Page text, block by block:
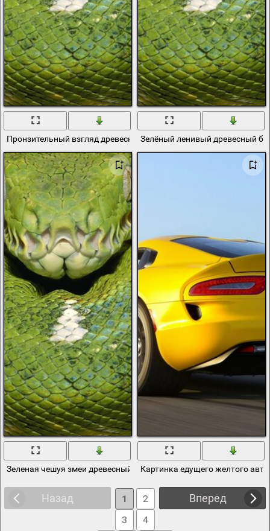
Пронзительный взгляд древесного боаЗелёный ленивый древесный
Зеленая чешуя змеи древесный боаКартинка едущего желтого
Назад Вперед
1
2
3
4